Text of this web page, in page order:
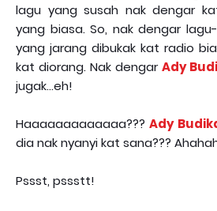
lagu yang susah nak dengar
yang biasa. So, nak dengar
yang jarang dibukak kat radio
kat diorang. Nak dengarAdy
jugak...eh!
Haaaaaaaaaaaaa???Ady
dia nak nyanyi kat sana???
Pssst, pssstt!